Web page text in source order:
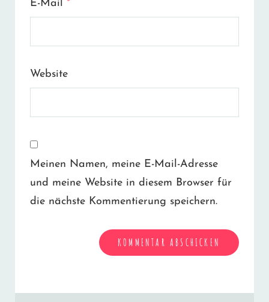
E-Mail *
Website
Meinen Namen, meine E-Mail-Adresse
und meine Website in diesem Browser für
die nächste Kommentierung speichern.